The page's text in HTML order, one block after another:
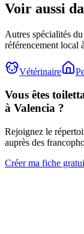
Voir aussi
Autres spécialités
référencement local
Vétérinaire
Vous êtes
à Valencia ?
Rejoignez le
auprès des
Créer ma fiche